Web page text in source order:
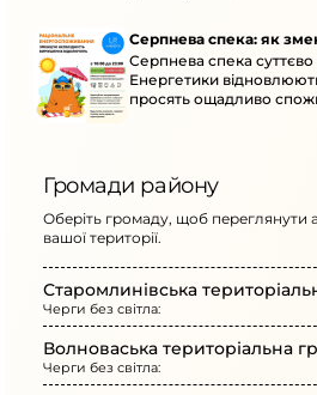
Серпнева спека: як
Серпнева спека
Енергетики
просять ощадливо
Громади району
Оберіть громаду, щоб переглянути
вашої території.
Старомлинівська
Черги без світла:
Волноваська територіальна
Черги без світла: